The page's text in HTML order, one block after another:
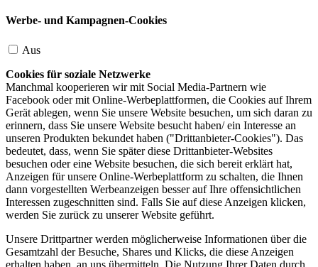
Werbe- und Kampagnen-Cookies
Aus
Cookies für soziale Netzwerke
Manchmal kooperieren wir mit Social Media-Partnern wie
Facebook oder mit Online-Werbeplattformen, die Cookies auf Ihrem
Gerät ablegen, wenn Sie unsere Website besuchen, um sich daran zu
erinnern, dass Sie unsere Website besucht haben/ ein Interesse an
unseren Produkten bekundet haben ("Drittanbieter-Cookies"). Das
bedeutet, dass, wenn Sie später diese Drittanbieter-Websites
besuchen oder eine Website besuchen, die sich bereit erklärt hat,
Anzeigen für unsere Online-Werbeplattform zu schalten, die Ihnen
dann vorgestellten Werbeanzeigen besser auf Ihre offensichtlichen
Interessen zugeschnitten sind. Falls Sie auf diese Anzeigen klicken,
werden Sie zurück zu unserer Website geführt.
Unsere Drittpartner werden möglicherweise Informationen über die
Gesamtzahl der Besuche, Shares und Klicks, die diese Anzeigen
erhalten haben, an uns übermitteln. Die Nutzung Ihrer Daten durch